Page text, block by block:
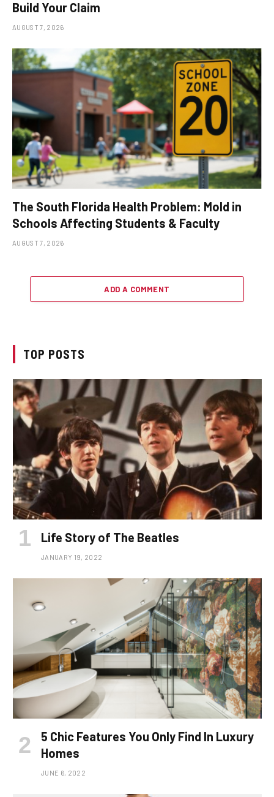
Build Your Claim
AUGUST 7, 2026
The South Florida Health Problem: Mold in
Schools Affecting Students & Faculty
AUGUST 7, 2026
ADD A COMMENT
TOP POSTS
Life Story of The Beatles
JANUARY 19, 2022
5 Chic Features You Only Find In Luxury
Homes
JUNE 6, 2022